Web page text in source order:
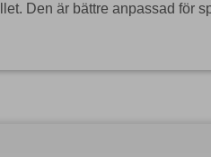
Den är bättre anpassad för